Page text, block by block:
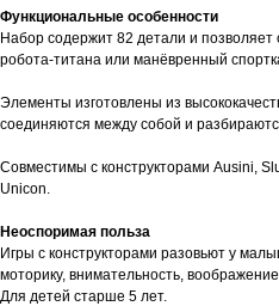
Функциональные особенности
Набор содержит 82 детали и позволяет
робота-титана или манёвренный
Элементы изготовлены из
соединяются между собой и
Совместимы с конструкторами Ausini,
Unicon.
Неоспоримая польза
Игры с конструкторами разовьют у
моторику, внимательность,
Для детей старше 5 лет.